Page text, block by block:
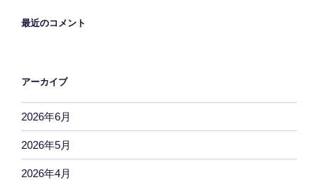
最近のコメント
アーカイブ
2026年6月
2026年5月
2026年4月